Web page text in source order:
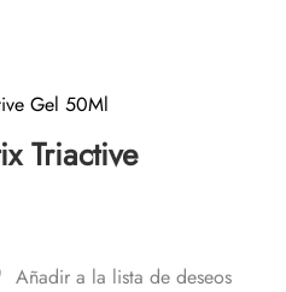
Añadir a la lista de deseos
Triactive